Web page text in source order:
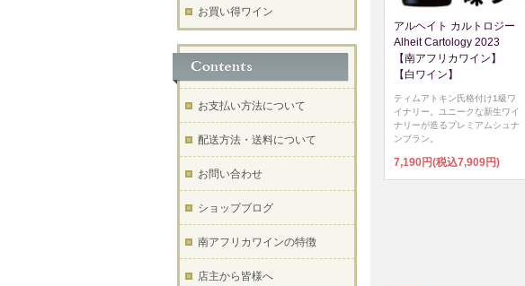
アルヘイト カルトロジー
Alheit Cartology 2023
【南アフリカワイン】
【白ワイン】
ティムアトキン氏格付け1級ワ
イナリー。ユニークな新生ワイ
ナリーが造るプレミアムシュナ
ンブラン。
7,190円(税込7,909円)
お買い得ワイン
お支払い方法について
配送方法・送料について
お問い合わせ
ショップブログ
南アフリカワインの特徴
店主から皆様へ